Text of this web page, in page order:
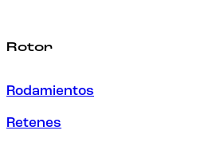
Rotor
Rodamientos
Retenes